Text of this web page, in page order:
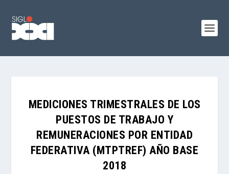
MEDICIONES TRIMESTRALES DE LOS
PUESTOS DE TRABAJO Y
REMUNERACIONES POR ENTIDAD
FEDERATIVA (MTPTREF) AÑO BASE
2018